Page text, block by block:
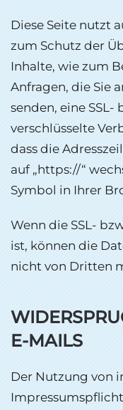
Diese Seite nutzt
zum Schutz der
Inhalte, wie zum
Anfragen, die Sie
senden, eine SSL-
verschlüsselte
dass die
auf „https://“
Symbol in Ihrer
Wenn die SSL-
ist, können die
nicht von Dritten
E-MAILS
Der Nutzung von